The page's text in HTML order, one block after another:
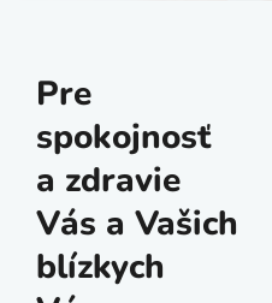
Pre
spokojnosť
a zdravie
Vás a Vašich
blízkych